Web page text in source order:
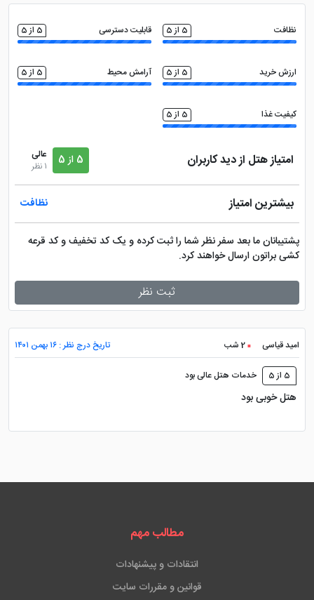
ماساژ چایخانه
روم سرویس 24 ساعته
سالن همایش خدمات خشک شویی (لاندری)
تاکسی سرویس
نظافت 5 از 5 قابلیت دسترسی 5 از 5
ارزش خرید 5 از 5 آرامش محیط 5 از 5
کیفیت غذا 5 از 5
امتیاز هتل از دید کاربران 5 از 5
عالی
1 نظر
بیشترین امتیاز نظافت
پشتیبانان ما بعد سفر نظر شما را ثبت کرده و یک کد تخفیف و کد قرعه
کشی براتون ارسال خواهند کرد.
ثبت نظر
امید قیاسی 2 شب تاریخ درج نظر : ۱۶ بهمن ۱۴۰۱
5 از 5 خدمات هتل عالی بود
هتل خوبی بود
مطالب مهم
انتقادات و پیشنهادات
قوانین و مقررات سایت